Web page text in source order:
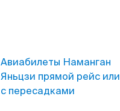
Авиабилеты Наманган
Яньцзи прямой рейс или
с пересадками